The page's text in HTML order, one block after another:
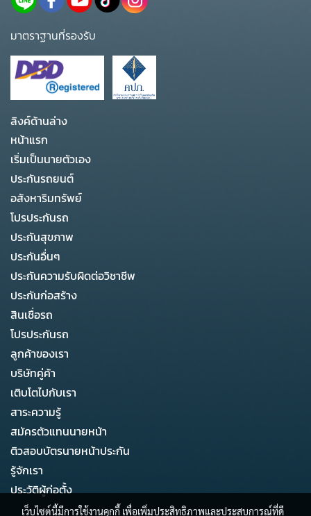
มาตราฐานที่รองรับ
ลิงค์ด้านล่าง
หน้าแรก
เริ่มเป็นนายตัวเอง
ประกันรถยนต์
อสังหาริมทรัพย์
โปรประกันรถ
ประกันสุขภาพ
ประกันอื่นๆ
ประกันความรับผิดต่อวิชาชีพ
ประกันก่อสร้าง
สินเชื่อรถ
โปรประกันรถ
ลูกค้าของเรา
บริษัทคู่ค้า
เติบโตไปกับเรา
สาระความรู้
สมัครตัวแทนนายหน้า
ติวสอบบัตรนายหน้าประกัน
รู้จักเรา
ประวัติผู้ก่อตั้ง
เว็บไซต์นี้มีการใช้งานคุกกี้ เพื่อเพิ่มประสิทธิภาพและประสบการณ์ที่ดี